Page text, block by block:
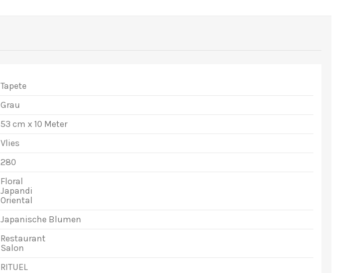
Tapete
Grau
53 cm x 10 Meter
Vlies
280
Floral
Japandi
Oriental
Japanische Blumen
Restaurant
Salon
RITUEL